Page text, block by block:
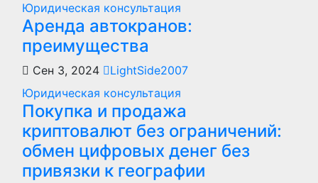
Юридическая консультация
Аренда автокранов:
преимущества
Сен 3, 2024
LightSide2007
Юридическая консультация
Покупка и продажа
криптовалют без ограничений:
обмен цифровых денег без
привязки к географии